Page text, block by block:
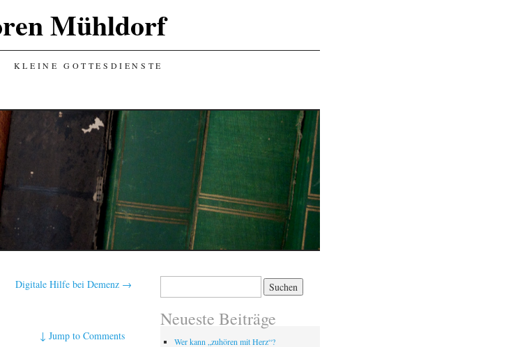
Mühldorf
KLEINE GOTTESDIENSTE
Digitale Hilfe bei Demenz →
↓Jump to Comments
Neueste Beiträge
Wer kann „zuhören mit Herz“?